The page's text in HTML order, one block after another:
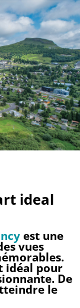
ideal
est une
vues
idéal pour
De
le